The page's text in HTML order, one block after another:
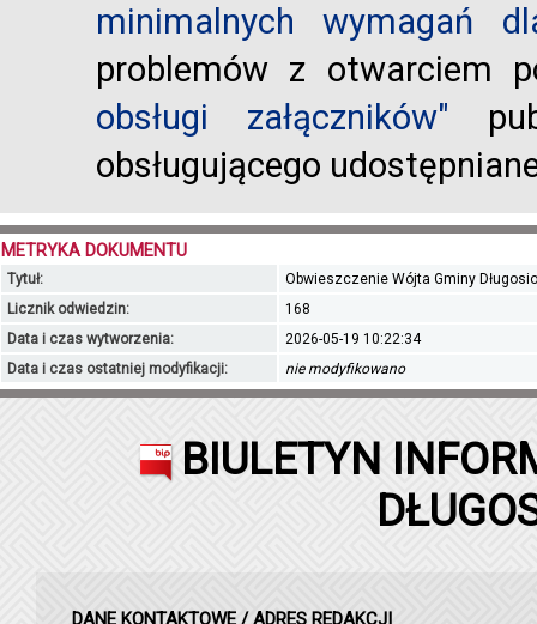
minimalnych wymagań
problemów z otwarciem
obsługi załączników"
obsługującego
METRYKA DOKUMENTU
Tytuł:
Obwieszczenie Wójta Gminy
Licznik odwiedzin:
168
Data i czas wytworzenia:
2026-05-19 10:22:34
Data i czas ostatniej modyfikacji:
nie modyfikowano
BIULETYN
DANE KONTAKTOWE / ADRES REDAKCJI